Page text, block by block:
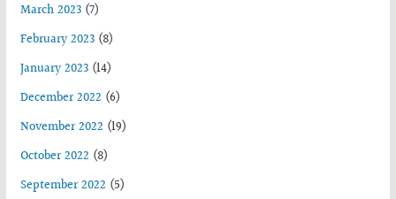
March 2023(7)
February 2023(8)
January 2023(14)
December 2022 (6)
November 2022 (19)
October 2022 (8)
September 2022 (5)